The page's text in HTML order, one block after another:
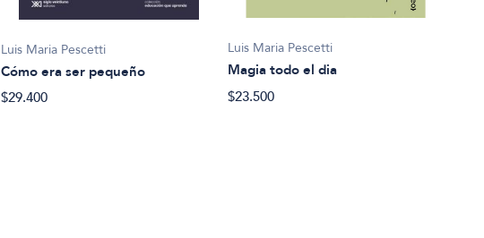
Luis Maria Pescetti
Cómo era ser pequeño
$29.400
Luis Maria Pescetti
Magia todo el dia
$23.500